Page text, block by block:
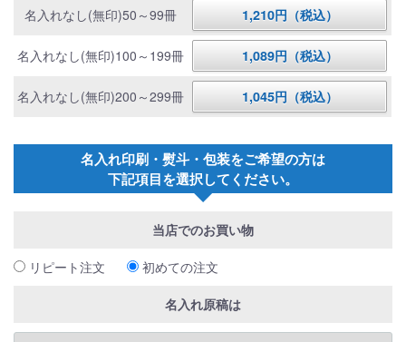
名入れなし(無印)50～99冊 1,210円（税込）
名入れなし(無印)100～199冊 1,089円（税込）
名入れなし(無印)200～299冊 1,045円（税込）
名入れ印刷・熨斗・包装をご希望の方は
下記項目を選択してください。
当店でのお買い物
リピート注文 初めての注文
名入れ原稿は